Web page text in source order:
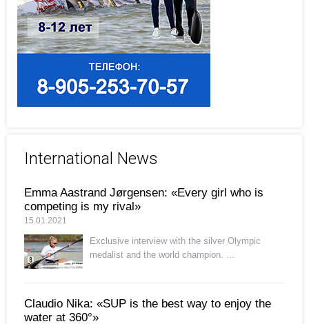
International News
Emma Aastrand Jørgensen: «Every girl who is
competing is my rival»
15.01.2021
Exclusive interview with the silver Olympic
medalist and the world champion. ...
Claudio Nika: «SUP is the best way to enjoy the
water at 360°»